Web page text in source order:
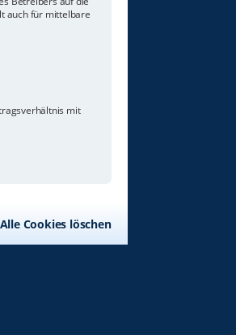
auch für mittelbare
mit
Alle Cookies löschen